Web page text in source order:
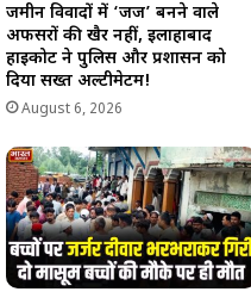
जमीन विवादों में ‘जज’ बनने वाले
अफसरों की खैर नहीं, इलाहाबाद
हाईकोर्ट ने पुलिस और प्रशासन को
दिया सख्त अल्टीमेटम!
August 6, 2026